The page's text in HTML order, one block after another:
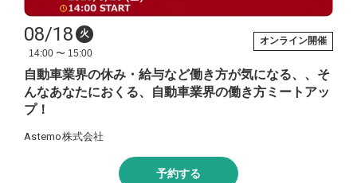
08/18
火
14:00 〜 15:00
オンライン開催
自動車業界の休み・給与など働き方が気になる、、そ
んなあなたにおくる、自動車業界の働き方ミートアッ
プ！
Astemo株式会社
予約する